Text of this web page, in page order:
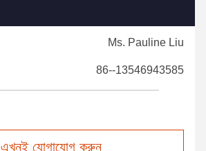
Ms. Pauline Liu
86--13546943585
এখনই যোগাযোগ করুন